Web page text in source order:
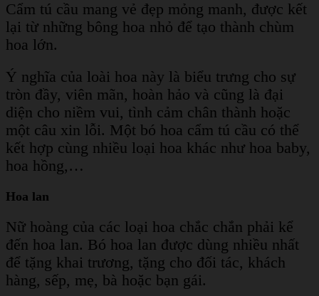
Cẩm tú cầu mang vẻ đẹp mỏng manh, được kết
lại từ những bông hoa nhỏ để tạo thành chùm
hoa lớn.
Ý nghĩa của loài hoa này là biểu trưng cho sự
tròn đầy, viên mãn, hoàn hảo và cũng là đại
diện cho niềm vui, tình cảm chân thành hoặc
một câu xin lỗi. Một bó hoa cẩm tú cầu có thể
kết hợp cùng nhiều loại hoa khác như hoa baby,
hoa hồng,…
Hoa lan
Nữ hoàng của các loại hoa chắc chắn phải kể
đến hoa lan. Bó hoa lan được dùng nhiều nhất
để tặng khai trương, tặng cho đối tác, khách
hàng, sếp, mẹ, bà hoặc bạn gái.